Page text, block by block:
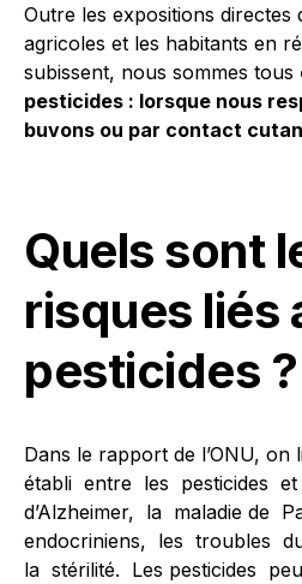
Outre les expositions directes
agricoles et les habitants en
subissent, nous sommes tous
pesticides : lorsque nous
buvons ou par contact
Quels sont
risques liés
pesticides ?
Dans le rapport de l’ONU,
établi entre les pesticides
d’Alzheimer, la maladie de
endocriniens, les troubles
la stérilité. Les pesticides